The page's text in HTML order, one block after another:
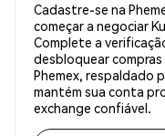
Cadastre-se na
começar a negociar
Complete a
desbloquear
Phemex, respaldado
mantém sua conta
exchange confiável.